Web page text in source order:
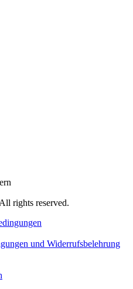
rights reserved.
und Widerrufsbelehrung